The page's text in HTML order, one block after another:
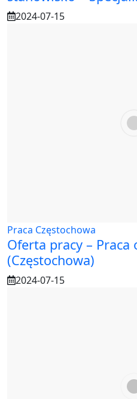
2024-07-15
Praca Częstochowa
Oferta pracy –
(Częstochowa)
2024-07-15